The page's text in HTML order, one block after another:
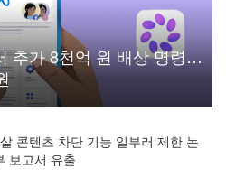
추가 8천억 원 배상 명령…
콘텐츠 차단 기능 일부러 제한 논
보고서 유출